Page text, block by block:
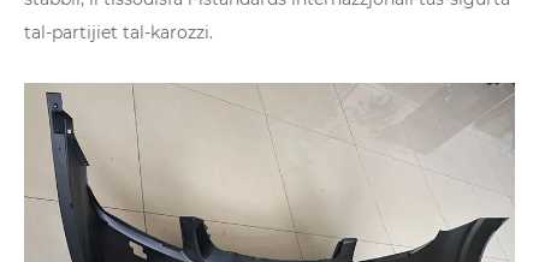
tal-partijiet tal-karozzi.